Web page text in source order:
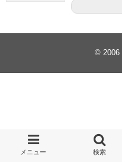
© 2006